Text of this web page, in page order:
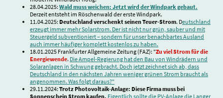
28.04.2025: Wald muss weichen: Jetzt wird der Windpark gebaut.
Derzeit entsteht im Röschenwald der erste Windpark.
11.04.2025: Deutschland verschenkt seinen Teuer-Strom. Deutschland
erzeugt immer mehr Solarstrom. Der ist nicht nur grün, sauber und mit
Steuergeld subventioniert – sondern für unser benachbartes Ausland
auch immer häufiger komplett kostenlos zu haben.
18.01.2025 Frankfurter Allgemeine Zeitung (FAZ): "Zu viel Strom für die
Energiewende. Die Ampel-Regierung hat den Bau von Windrädern und
Solaranlagen in Schwung gebracht. Doch jetzt zeichnet sich ab, dass
Deutschland in den nächsten Jahren weniger grünen Strom braucht als
angenommen. Was folgt daraus?"
29.11.2024: Trotz Photovoltaik-Anlage: Diese Firma muss bei
Sonnenschein Strom kaufen. Eigentlich sollte die PV-Anlage die Langer